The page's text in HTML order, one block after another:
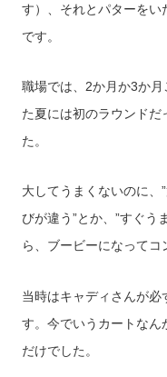
す）、それとパターをい
です。
職場では、2か月か3か
た夏には初のラウンド
た。
大してうまくないのに、
びが違う”とか、”すぐう
ら、ブービーになってコ
当時はキャディさんが
す。今でいうカートなん
だけでした。